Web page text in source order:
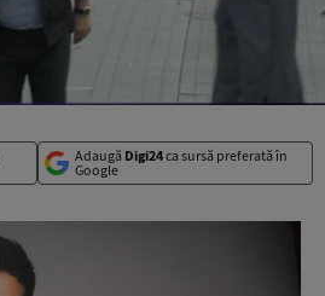
Adaugă Digi24ca sursă preferată în
Google